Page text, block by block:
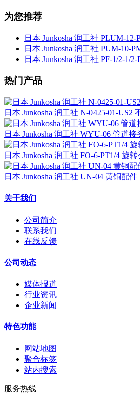
为您推荐
日本 Junkosha 润工社 PLUM-
日本 Junkosha 润工社 PUM-10-
日本 Junkosha 润工社 PF-1/2-1/
热门产品
日本 Junkosha 润工社 N-0425-01-US2
日本 Junkosha 润工社 WYU-06 管道接
日本 Junkosha 润工社 FO-6-PT1/4 旋
日本 Junkosha 润工社 UN-04 黄铜配件
关于我们
公司简介
联系我们
在线反馈
公司动态
媒体报道
行业资讯
企业新闻
特色功能
网站地图
聚合标签
站内搜索
服务热线